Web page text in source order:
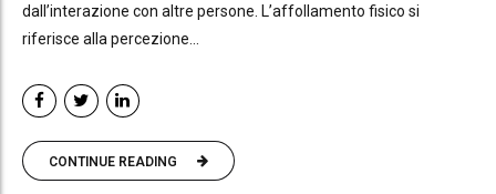
dall’interazione con altre persone. L’affollamento fisico si
riferisce alla percezione...
CONTINUE READING